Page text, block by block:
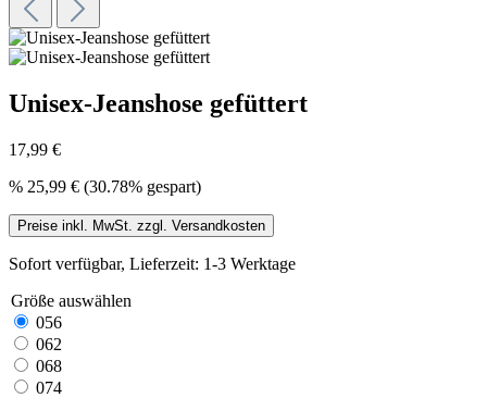
Unisex-Jeanshose gefüttert
17,99 €
% 25,99 € (30.78% gespart)
Preise inkl. MwSt. zzgl. Versandkosten
Sofort verfügbar, Lieferzeit: 1-3 Werktage
Größe auswählen
056
062
068
074